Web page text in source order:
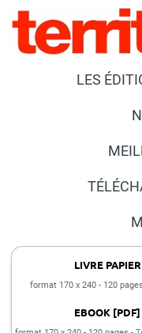
LIVRE PAPIER
format 170 x 240 120 pages
EBOOK [PDF]
LES